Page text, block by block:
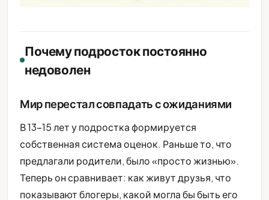
Почему подросток постоянно
недоволен
Мир перестал совпадать с ожиданиями
В 13-15 лет у подростка формируется
собственная система оценок. Раньше то, что
предлагали родители, было «просто жизнью».
Теперь он сравнивает: как живут друзья, что
показывают блогеры, какой могла бы быть его